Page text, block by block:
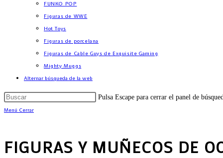
FUNKO POP
Figuras de WWE
Hot Toys
Figuras de porcelana
Figuras de Cable Guys de Exquisite Gaming
Mighty Muggs
Alternar búsqueda de la web
Pulsa Escape para cerrar el panel de
Menú Cerrar
FIGURAS Y MUÑECOS DE